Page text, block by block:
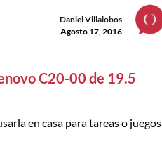
Daniel Villalobos
Agosto 17, 2016
C20-00 de 19.5
en casa para tareas o juegos